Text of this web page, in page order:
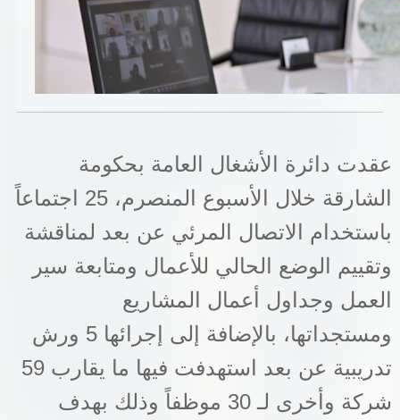
المنشآت العمرانية
خدمات الدائرة
خدمات الأفراد
خدمات الشركات
خدمات الجهات الحكومية
خدمات الموظفين
المكتبة الإلكترونية
عقدت دائرة الأشغال العامة بحكومة
الشارقة خلال الأسبوع المنصرم، 25 اجتماعاً
باستخدام الاتصال المرئي عن بعد لمناقشة
وتقييم الوضع الحالي للأعمال ومتابعة سير
العمل وجداول أعمال المشاريع
ومستجداتها، بالإضافة إلى إجرائها 5 ورش
تدريبية عن بعد استهدفت فيها ما يقارب 59
شركة وأخرى لـ 30 موظفاً وذلك بهدف